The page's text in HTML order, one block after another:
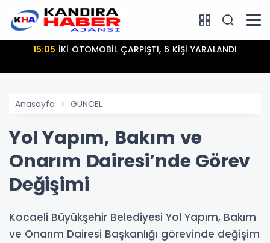
15:05 İKİ OTOMOBİL ÇARPIŞTI, 6 KİŞİ YARALANDI
Anasayfa GÜNCEL
Yol Yapım, Bakım ve
Onarım Dairesi’nde Görev
Değişimi
Kocaeli Büyükşehir Belediyesi Yol Yapım, Bakım
ve Onarım Dairesi Başkanlığı görevinde değişim